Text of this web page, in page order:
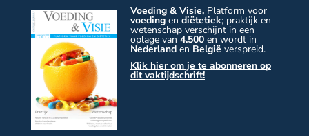
Voeding & Visie, Platform voor
voeding en diëtetiek; praktijk en
wetenschap verschijnt in een
oplage van4.500 en wordt in
Nederland en België verspreid.
Klik hier om je te abonneren op
dit vaktijdschrift!